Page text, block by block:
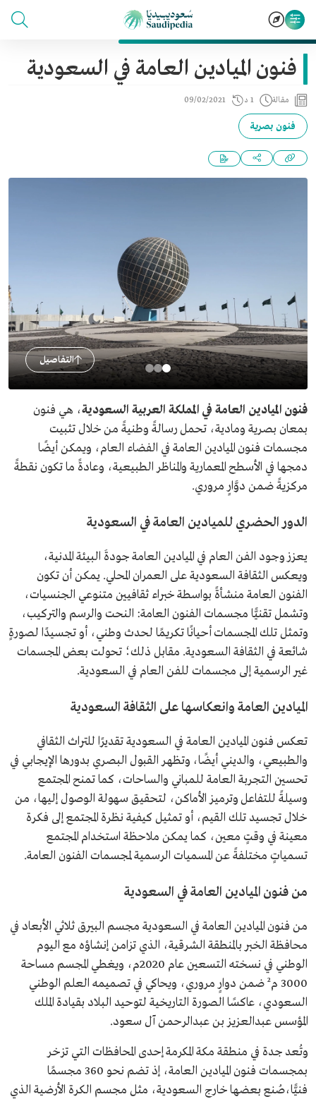
فنون الميادين العامة في السعودية
مقالة 1 د 09/02/2021
فنون بصرية
التفاصيل
فنون الميادين العامة في المملكة العربية السعودية، هي فنون
بمعان بصرية ومادية، تحمل رسالةً وطنيةً من خلال تثبيت
مجسمات فنون الميادين العامة في الفضاء العام، ويمكن أيضًا
دمجها في الأسطح المعمارية والمناظر الطبيعية، وعادةً ما تكون نقطةً
مركزيةً ضمن دوَّارٍ مروري.
الدور الحضري للميادين العامة في السعودية
يعزز وجود الفن العام في الميادين العامة جودةَ البيئة المدنية،
ويعكس الثقافة السعودية على العمران المحلي. يمكن أن تكون
الفنون العامة منشأةً بواسطة خبراء ثقافيين متنوعي الجنسيات،
وتشمل تقنيًّا مجسمات الفنون العامة: النحت والرسم والتركيب،
وتمثل تلك المجسمات أحيانًا تكريمًا لحدث وطني، أو تجسيدًا لصورةٍ
شائعة في الثقافة السعودية. مقابل ذلك؛ تحولت بعض المجسمات
غير الرسمية إلى مجسمات للفن العام في السعودية.
الميادين العامة وانعكاسها على الثقافة السعودية
تعكس فنون الميادين العامة في السعودية تقديرًا للتراث الثقافي
والطبيعي، والديني أيضًا، وتظهر القبول البصري بدورها الإيجابي في
تحسين التجربة العامة للمباني والساحات، كما تمنح المجتمع
وسيلةً للتفاعل وترميز الأماكن، لتحقيق سهولة الوصول إليها، من
خلال تجسيد تلك القيم، أو تمثيل كيفية نظرة المجتمع إلى فكرة
معينة في وقتٍ معين، كما يمكن ملاحظة استخدام المجتمع
تسمياتٍ مختلفةً عن المسميات الرسمية لمجسمات الفنون العامة.
من فنون الميادين العامة في السعودية
من فنون الميادين العامة في السعودية مجسم البيرق ثلاثي الأبعاد في
محافظة الخبر بالمنطقة الشرقية، الذي تزامن إنشاؤه مع اليوم
الوطني في نسخته التسعين عام 2020م، ويغطي المجسم مساحة
3000 م² ضمن دوارٍ مروري، ويحاكي في تصميمه العلم الوطني
السعودي، عاكسًا الصورة التاريخية لتوحيد البلاد بقيادة الملك
المؤسس عبدالعزيز بن عبدالرحمن آل سعود.
وتُعد جدة في منطقة مكة المكرمة إحدى المحافظات التي تزخر
بمجسمات فنون الميادين العامة، إذ تضم نحو 360 مجسمًا
فنيًّا،صُنع بعضها خارج السعودية، مثل مجسم الكرة الأرضية الذي